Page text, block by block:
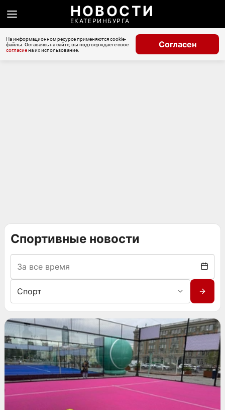
НОВОСТИ
ЕКАТЕРИНБУРГА
На информационном ресурсе применяются cookie-
файлы. Оставаясь на сайте, вы подтверждаете свое
согласиена их использование.
Согласен
Спортивные новости